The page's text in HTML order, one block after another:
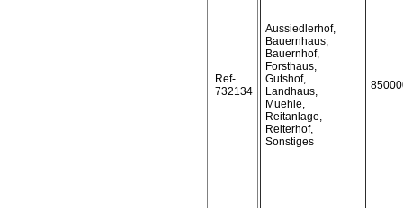
Ref-
732134
Aussiedlerhof,
Bauernhaus,
Bauernhof,
Forsthaus,
Gutshof,
Landhaus,
Muehle,
Reitanlage,
Reiterhof,
Sonstiges